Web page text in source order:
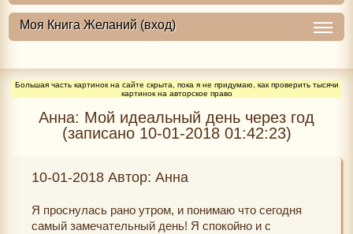
Большая часть картинок на сайте скрыта, пока я не придумаю, как проверить тысячи
картинок на авторское право
Анна: Мой идеальный день через год
(записано 10-01-2018 01:42:23)
10-01-2018 Автор: Анна
Я проснулась рано утром, и понимаю что сегодня
самый замечательный день! Я спокойно и с